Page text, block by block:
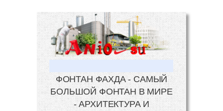
ФОНТАН ФАХДА - САМЫЙ
БОЛЬШОЙ ФОНТАН В МИРЕ
- АРХИТЕКТУРА И